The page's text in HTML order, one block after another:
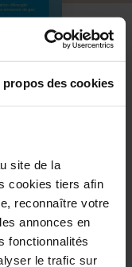
propos des cookies
site de la
cookies tiers afin
reconnaître votre
annonces en
fonctionnalités
le trafic sur